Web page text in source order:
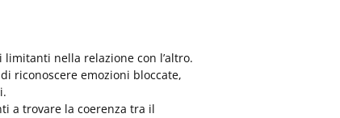
nella relazione con l’altro.
riconoscere emozioni bloccate,
a trovare la coerenza tra il